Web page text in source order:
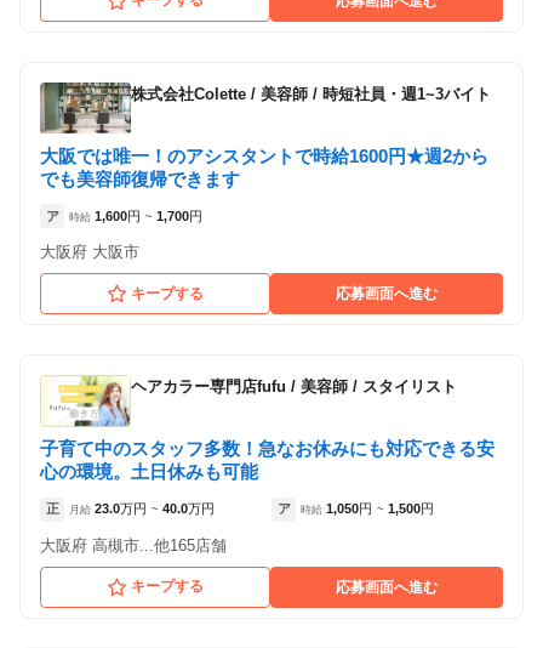
株式会社Colette / 美容師 / 時短社員・週1~3バイト
大阪では唯一！のアシスタントで時給1600円★週2から
でも美容師復帰できます
ア 時給 1,600円 ~ 1,700円
大阪府 大阪市
キープする 応募画面へ進む
ヘアカラー専門店fufu / 美容師 / スタイリスト
子育て中のスタッフ多数！急なお休みにも対応できる安
心の環境。土日休みも可能
正 月給 23.0万円 ~ 40.0万円 ア 時給 1,050円 ~ 1,500円
大阪府 高槻市...他165店舗
キープする 応募画面へ進む